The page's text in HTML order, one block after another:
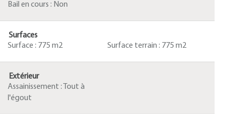
Bail en cours : Non
Surfaces
Surface : 775 m2 Surface terrain : 775 m2
Extérieur
Assainissement :
Tout à
l'égout